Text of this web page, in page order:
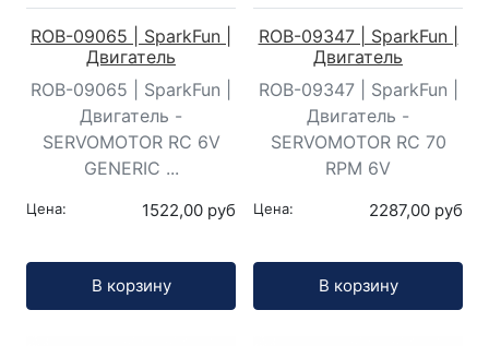
ROB-09065 | SparkFun |
Двигатель
ROB-09065 | SparkFun |
Двигатель -
SERVOMOTOR RC 6V
GENERIC ...
Цена: 1522,00 руб
В корзину
ROB-09347 | SparkFun |
Двигатель
ROB-09347 | SparkFun |
Двигатель -
SERVOMOTOR RC 70
RPM 6V
Цена: 2287,00 руб
В корзину